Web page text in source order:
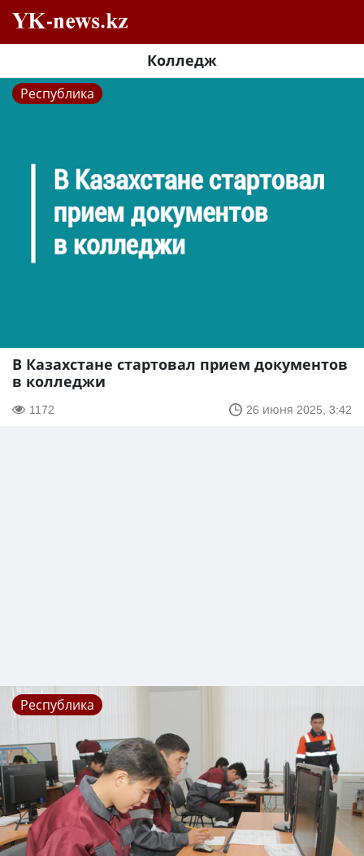
Колледж
Республика
В Казахстане стартовал прием документов
в колледжи
1172 26 июня 2025, 3:42
Республика